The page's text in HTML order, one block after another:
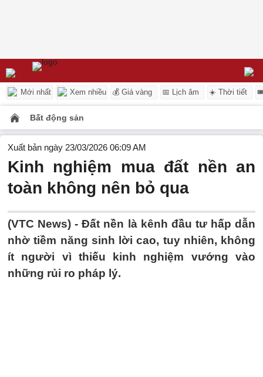
Mới nhất Xem nhiều 💰 Giá vàng 📅 Lịch âm ☀️ Thời tiết
Bất động sản
Xuất bản ngày 23/03/2026 06:09 AM
Kinh nghiệm mua đất nền an
toàn không nên bỏ qua
(VTC News) -Đất nền là kênh đầu tư hấp dẫn
nhờ tiềm năng sinh lời cao, tuy nhiên, không
ít người vì thiếu kinh nghiệm vướng vào
những rủi ro pháp lý.